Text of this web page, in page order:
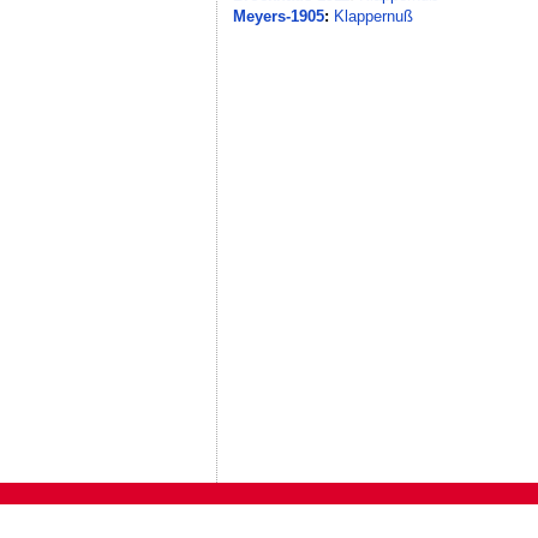
Meyers-1905: Klappernuß